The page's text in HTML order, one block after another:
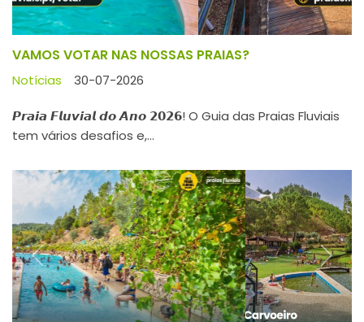
VAMOS VOTAR NAS NOSSAS PRAIAS?
Notícias 30-07-2026
𝙋𝙧𝙖𝙞𝙖 𝙁𝙡𝙪𝙫𝙞𝙖𝙡 𝙙𝙤 𝘼𝙣𝙤 𝟮𝟬𝟮𝟲! O Guia das Praias Fluviais
tem vários desafios e,...
Previous Next